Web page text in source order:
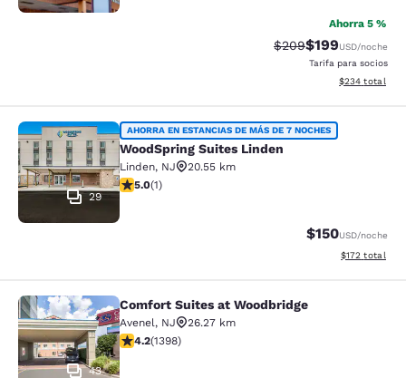
Ahorra 5 %
Tarifa tachada:
$209Tarifa reducida:
$199USD/noche
Tarifa para socios
Ver detalles
$234 total
WoodSpring Suites Linden
29
AHORRA EN ESTANCIAS DE MÁS DE 7 NOCHES
WoodSpring Suites Linden
Linden, NJ
20.55 km
Calificación de 5 estrellas. Excepcional. 1 reseña
5.0(1)
$150USD/noche
Ver detalles
$172 total
Comfort Suites at Woodbridge
43
Comfort Suites at Woodbridge
Avenel, NJ
26.27 km
Calificación de 4.18 estrellas. Muy bueno. 1398
4.2(1398)